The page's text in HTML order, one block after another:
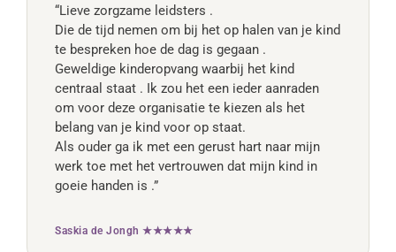
“Lieve zorgzame leidsters .
Die de tijd nemen om bij het op halen van je kind
te bespreken hoe de dag is gegaan .
Geweldige kinderopvang waarbij het kind
centraal staat . Ik zou het een ieder aanraden
om voor deze organisatie te kiezen als het
belang van je kind voor op staat.
Als ouder ga ik met een gerust hart naar mijn
werk toe met het vertrouwen dat mijn kind in
goeie handen is .”
Saskia de Jongh ★★★★★